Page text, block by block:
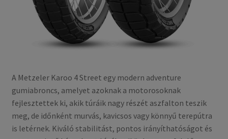
A Metzeler Karoo 4 Street egy modern adventure
gumiabroncs, amelyet azoknak a motorosoknak
fejlesztettek ki, akik túráik nagy részét aszfalton teszik
meg, de időnként murvás, kavicsos vagy könnyű terepútra
is letérnek. Kiváló stabilitást, pontos irányíthatóságot és